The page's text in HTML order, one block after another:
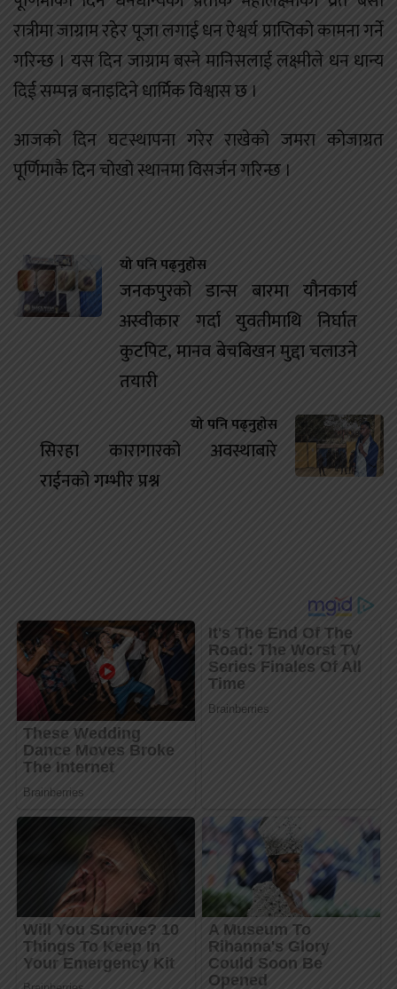
रात्रीमा जाग्राम रहेर पूजा लगाई धन ऐश्वर्य प्राप्तिको कामना गर्ने
गरिन्छ । यस दिन जाग्राम बस्ने मानिसलाई लक्ष्मीले धन धान्य
दिई सम्पन्न बनाइदिने धार्मिक विश्वास छ ।
आजको दिन घटस्थापना गरेर राखेको जमरा कोजाग्रत
पूर्णिमाकै दिन चोखो स्थानमा विसर्जन गरिन्छ ।
यो पनि पढ्नुहोस
जनकपुरको डान्स बारमा यौनकार्य
अस्वीकार गर्दा युवतीमाथि निर्घात
कुटपिट, मानव बेचबिखन मुद्दा चलाउने
तयारी
यो पनि पढ्नुहोस
सिरहा कारागारको अवस्थाबारे
राईनको गम्भीर प्रश्न